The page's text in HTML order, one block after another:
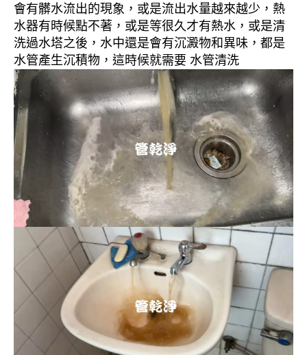
會有髒水流出的現象，或是流出水量越來越少，熱
水器有時候點不著，或是等很久才有熱水，或是清
洗過水塔之後，水中還是會有沉澱物和異味，都是
水管產生沉積物，這時候就需要 水管清洗